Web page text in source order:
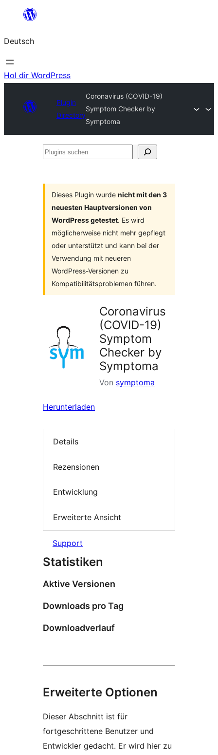
springen
Deutsch
Hol dir WordPress
Plugin
Directory
Coronavirus (COVID-19)
Symptom Checker by
Symptoma
Plugins
Dieses Plugin wurde nicht mit den 3
neuesten Hauptversionen von
WordPress getestet. Es wird
möglicherweise nicht mehr gepflegt
oder unterstützt und kann bei der
Verwendung mit neueren
WordPress-Versionen zu
Kompatibilitätsproblemen führen.
Coronavirus
(COVID-19)
Symptom
Checker by
Symptoma
Von symptoma
Herunterladen
Details
Rezensionen
Entwicklung
Erweiterte Ansicht
Support
Statistiken
Aktive Versionen
Downloads pro Tag
Downloadverlauf
Erweiterte Optionen
Dieser Abschnitt ist für
fortgeschrittene Benutzer und
Entwickler gedacht. Er wird hier zu